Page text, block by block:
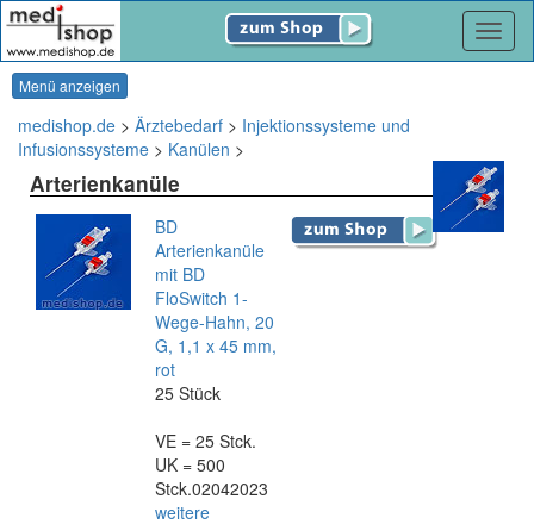
Menü anzeigen
medishop.de > Ärztebedarf > Injektionssysteme und
Infusionssysteme > Kanülen >
Arterienkanüle
BD
Arterienkanüle
mit BD
FloSwitch 1-
Wege-Hahn, 20
G, 1,1 x 45 mm,
rot
25 Stück
VE = 25 Stck.
UK = 500
Stck.02042023
weitere